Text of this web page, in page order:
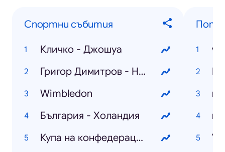
Спортни събития
Кличко - Джошуа
Григор Димитров - Надал
Wimbledon
България - Холандия
Купа на конфедерациите